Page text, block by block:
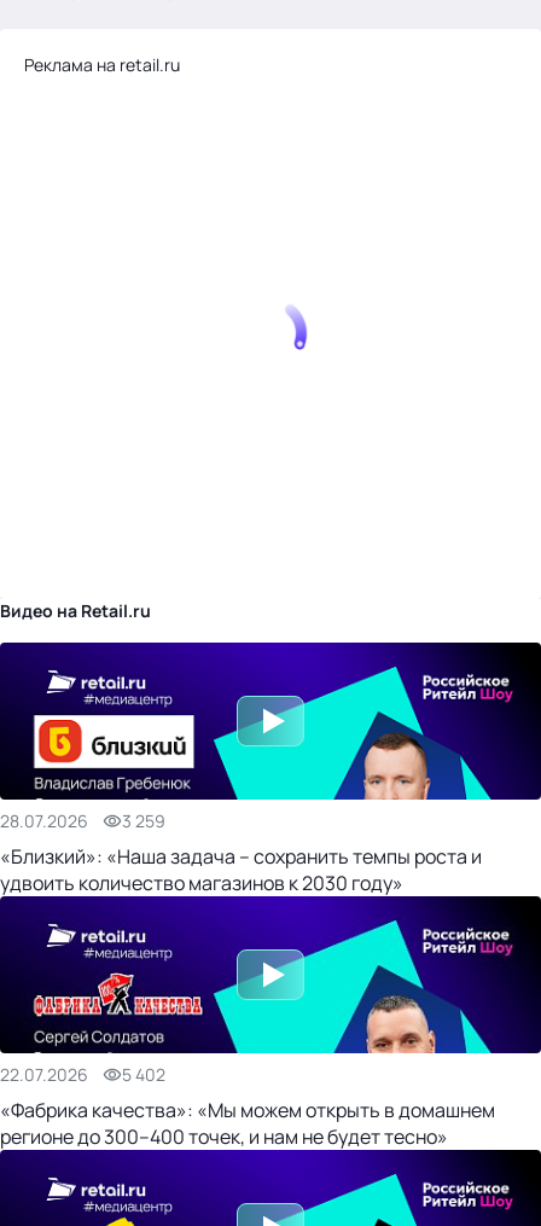
Реклама на retail.ru
Видео на Retail.ru
28.07.2026 3 259
«Близкий»: «Наша задача – сохранить темпы роста и
удвоить количество магазинов к 2030 году»
22.07.2026 5 402
«Фабрика качества»: «Мы можем открыть в домашнем
регионе до 300–400 точек, и нам не будет тесно»